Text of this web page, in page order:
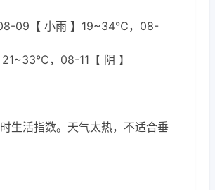
09【 小雨 】19~34℃，08-
，08-11【 阴 】
生活指数。天气太热，不适合垂